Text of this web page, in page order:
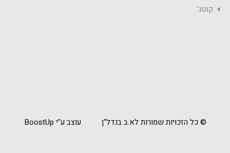
קוטג'
© כל הזכויות שמורות לא.ב בנדל"ן עוצב ע"י BoostUp